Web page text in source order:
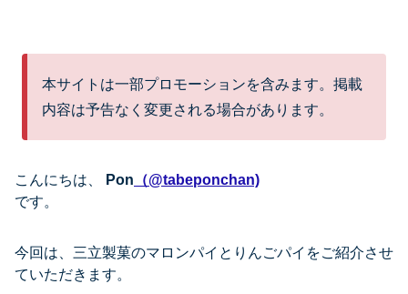
本サイトは一部プロモーションを含みます。掲載
内容は予告なく変更される場合があります。
こんにちは、 Pon （@tabeponchan)
です。
今回は、三立製菓のマロンパイとりんごパイをご紹介させ
ていただきます。